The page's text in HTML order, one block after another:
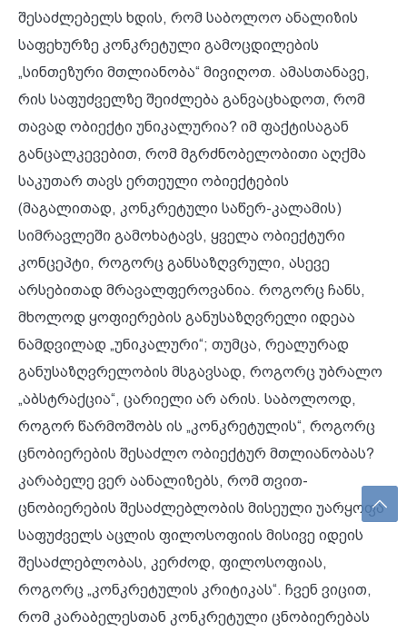
შესაძლებელს ხდის, რომ საბოლოო ანალიზის
საფეხურზე კონკრეტული გამოცდილების
„სინთეზური მთლიანობა“ მივიღოთ. ამასთანავე,
რის საფუძველზე შეიძლება განვაცხადოთ, რომ
თავად ობიექტი უნიკალურია? იმ ფაქტისაგან
განცალკევებით, რომ მგრძნობელობითი აღქმა
საკუთარ თავს ერთეული ობიექტების
(მაგალითად, კონკრეტული საწერ-კალამის)
სიმრავლეში გამოხატავს, ყველა ობიექტური
კონცეპტი, როგორც განსაზღვრული, ასევე
არსებითად მრავალფეროვანია. როგორც ჩანს,
მხოლოდ ყოფიერების განუსაზღვრელი იდეაა
ნამდვილად „უნიკალური“; თუმცა, რეალურად
განუსაზღვრელობის მსგავსად, როგორც უბრალო
„აბსტრაქცია“, ცარიელი არ არის. საბოლოოდ,
როგორ წარმოშობს ის „კონკრეტულის“, როგორც
ცნობიერების შესაძლო ობიექტურ მთლიანობას?
კარაბელე ვერ აანალიზებს, რომ თვით-
ცნობიერების შესაძლებლობის მისეული უარყოფა
საფუძველს აცლის ფილოსოფიის მისივე იდეის
შესაძლებლობას, კერძოდ, ფილოსოფიას,
როგორც „კონკრეტულის კრიტიკას“. ჩვენ ვიცით,
რომ კარაბელესთან კონკრეტული ცნობიერებას